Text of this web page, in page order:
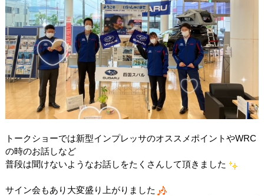
トークショーでは新型インプレッサのオススメポイントやWRC
の時のお話しなど
普段は聞けないようなお話しをたくさんして頂きました
サイン会もあり大変盛り上がりました